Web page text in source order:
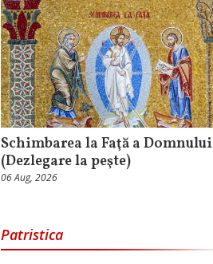
Schimbarea la Faţă a Domnului
(Dezlegare la peşte)
06 Aug, 2026
Patristica